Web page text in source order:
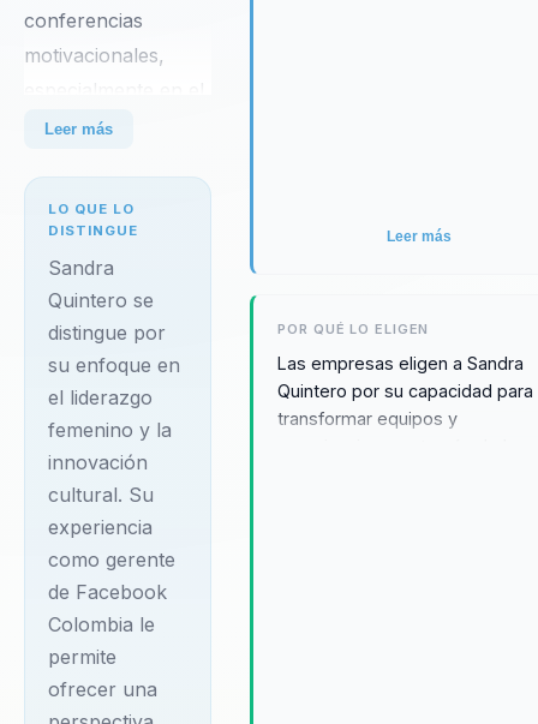
conferencias
motivacionales,
mercado hispano.
décadas de
experiencia, Sandra
ha trabajado
incansablemente
para inspirar
innovación cultural,
transformación
digital y liderazgo
femenino en
empresas y
empresarios. Su
carrera incluye el
prestigioso cargo de
gerente de
Facebook
Colombia, donde
Leer más
LO QUE LO
DISTINGUE
Sandra
Quintero se
distingue por
su enfoque en
el liderazgo
femenino y la
innovación
cultural. Su
experiencia
como gerente
de Facebook
Colombia le
permite
ofrecer una
Leer más
POR QUÉ LO ELIGEN
Las empresas eligen a Sandra
Quintero por su capacidad para
transformar equipos y